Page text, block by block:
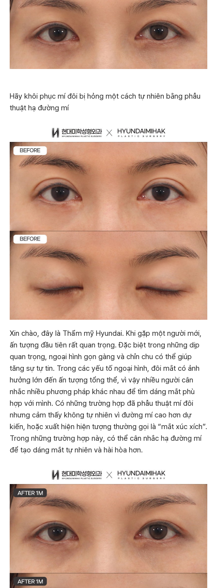
Hãy khôi phục mí đôi bị hỏng một cách tự nhiên bằng phẫu
thuật hạ đường mí
Xin chào, đây là Thẩm mỹ Hyundai. Khi gặp một người mới,
ấn tượng đầu tiên rất quan trọng. Đặc biệt trong những dịp
quan trọng, ngoại hình gọn gàng và chỉn chu có thể giúp
tăng sự tự tin. Trong các yếu tố ngoại hình, đôi mắt có ảnh
hưởng lớn đến ấn tượng tổng thể, vì vậy nhiều người cân
nhắc nhiều phương pháp khác nhau để tìm dáng mắt phù
hợp với mình. Có những trường hợp đã phẫu thuật mí đôi
nhưng cảm thấy không tự nhiên vì đường mí cao hơn dự
kiến, hoặc xuất hiện hiện tượng thường gọi là “mắt xúc xích”.
Trong những trường hợp này, có thể cân nhắc hạ đường mí
để tạo dáng mắt tự nhiên và hài hòa hơn.